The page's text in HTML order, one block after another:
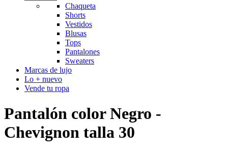
Chaqueta
Shorts
Vestidos
Blusas
Tops
Pantalones
Sweaters
Marcas de lujo
Lo + nuevo
Vende tu ropa
Pantalón color Negro -
Chevignon talla 30